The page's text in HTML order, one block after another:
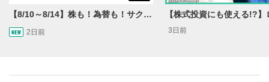
再生位置を示しています。再生したい位置をクリック
するとその位置から動画が再生されます。
【8/10～8/14】株も！為替も！サクッと！来週のマーケット見通し＜Next View＞
2日前 3日前